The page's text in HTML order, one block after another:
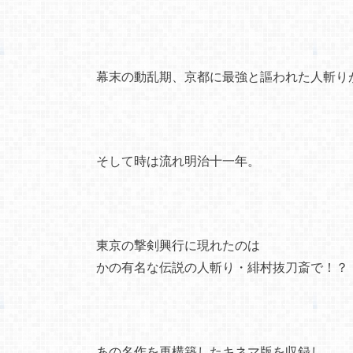
幕末の動乱期、京都に最強と謳われた人斬り
そして時は流れ明治十一年。
東京の撃剣興行に現れたのは
かの有名な伝説の人斬り・緋村抜刀斎で！？